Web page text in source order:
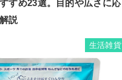
すめ23選。目的や広さに応
説
生活雑貨